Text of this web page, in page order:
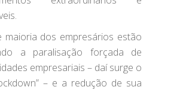
maioria dos empresários estão
a paralisação forçada de
empresariais – daí surge o
– e a redução de sua